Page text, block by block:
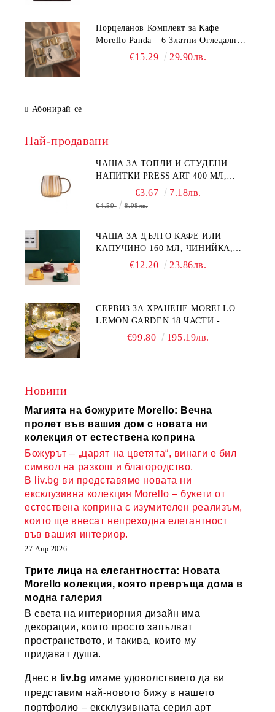
Порцеланов Комплект за Кафе
Morello Panda – 6 Златни Огледални
Чаши с Анаморфно Отражение и
€15.29 29.90лв.
Абонирай се
Най-продавани
ЧАША ЗА ТОПЛИ И СТУДЕНИ
НАПИТКИ PRESS ART 400 МЛ,
БОРОСИЛИКАТНО СТЪКЛО
€3.67 7.18лв.
€4.59 8.98лв.
ЧАША ЗА ДЪЛГО КАФЕ ИЛИ
КАПУЧИНО 160 МЛ, ЧИНИЙКА,
ЛЪЖИЧКА GREEN, ORANGE LOVE
€12.20 23.86лв.
СЕРВИЗ ЗА ХРАНЕНЕ MORELLO
LEMON GARDEN 18 ЧАСТИ -
ПОРЦЕЛАН€99.80 195.19лв.
Новини
Магията на божурите Morello: Вечна
пролет във вашия дом с новата ни
колекция от естествена коприна
Божурът – „царят на цветята“, винаги е бил
символ на разкош и благородство.
В liv.bg ви представяме новата ни
ексклузивна колекция Morello – букети от
естествена коприна с изумителен реализъм,
които ще внесат непреходна елегантност
във вашия интериор.
27 Апр 2026
Трите лица на елегантността: Новата
Morello колекция, която превръща дома в
модна галерия
В света на интериорния дизайн има
декорации, които просто запълват
пространството, и такива, които му
придават душа.
Днес в liv.bg имаме удоволствието да ви
представим най-новото бижу в нашето
портфолио – ексклузивната серия арт